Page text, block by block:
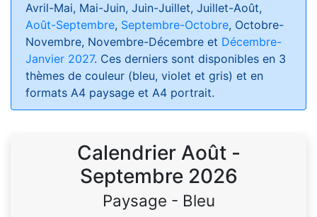
Avril-Mai, Mai-Juin, Juin-Juillet, Juillet-Août,
Août-Septembre, Septembre-Octobre, Octobre-
Novembre, Novembre-Décembre et Décembre-
Janvier 2027. Ces derniers sont disponibles en 3
thèmes de couleur (bleu, violet et gris) et en
formats A4 paysage et A4 portrait.
Calendrier Août -
Septembre 2026
Paysage - Bleu